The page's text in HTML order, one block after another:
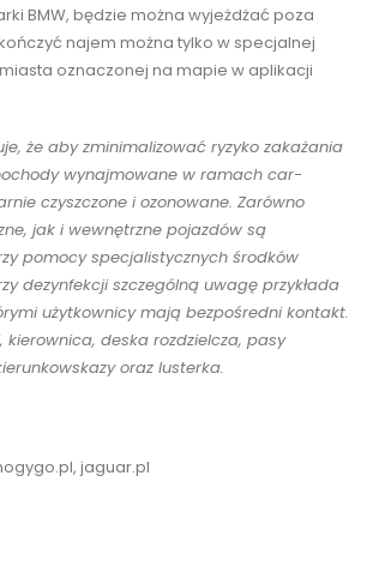
BMW, będzie można wyjeżdżać poza
najem można tylko w specjalnej
oznaczonej na mapie w aplikacji
że aby zminimalizować ryzyko zakażania
wynajmowane w ramach car-
czyszczone i ozonowane. Zarówno
jak i wewnętrzne pojazdów są
pomocy specjalistycznych środków
dezynfekcji szczególną uwagę przykłada
użytkownicy mają bezpośredni kontakt.
kierownica, deska rozdzielcza, pasy
oraz lusterka.
jaguar.pl